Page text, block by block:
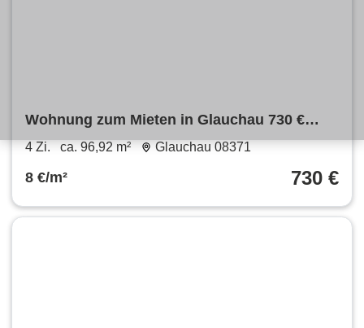
Wohnung zum Mieten in Glauchau 730 €
96.92 m²
4 Zi. ca. 96,92 m² Glauchau 08371
8 €/m² 730 €